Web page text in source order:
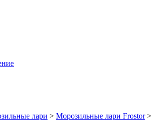
лари > Морозильные лари Frostor>